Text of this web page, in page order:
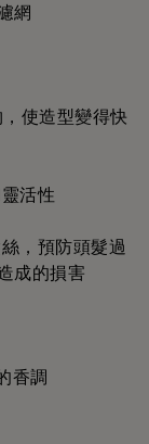
網
使造型變得快
活性
，預防頭髮過
成的損害
香調